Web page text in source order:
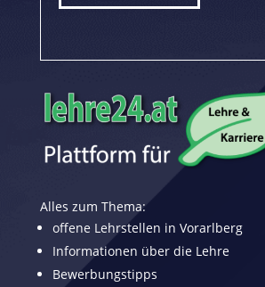
Alles zum Thema:
offene Lehrstellen in Vorarlberg
Informationen über die Lehre
Bewerbungstipps